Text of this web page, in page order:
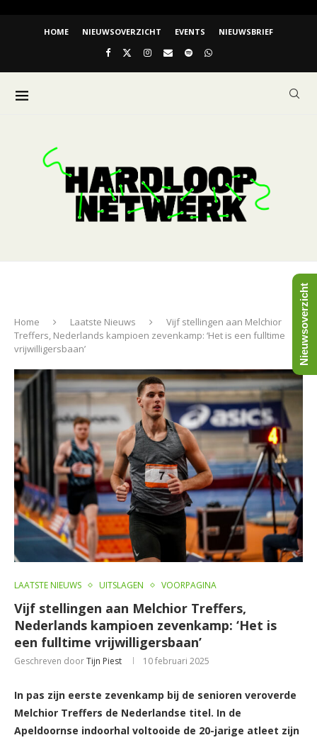
HOME NIEUWSOVERZICHT EVENTS NIEUWSBRIEF
Home Laatste Nieuws
Vijf stellingen aan Melchior
Treffers, Nederlands kampioen zevenkamp: ‘Het is een fulltime
vrijwilligersbaan’
LAATSTE NIEUWS UITSLAGEN VOORPAGINA
Vijf stellingen aan Melchior Treffers,
Nederlands kampioen zevenkamp: ‘Het is
een fulltime vrijwilligersbaan’
Geschreven doorTijn Piest 10 februari 2025
In pas zijn eerste zevenkamp bij de senioren veroverde
Melchior Treffers de Nederlandse titel. In de
Apeldoornse indoorhal voltooide de 20-jarige atleet zijn
Nieuwsoverzicht